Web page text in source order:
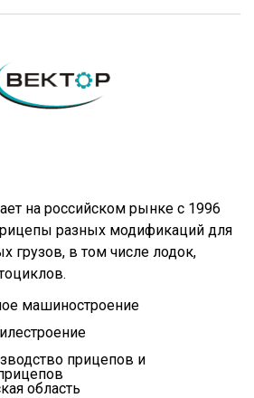
на российском рынке с 1996
разных модификаций для
грузов, в том числе лодок,
машиностроение
прицепов и
область